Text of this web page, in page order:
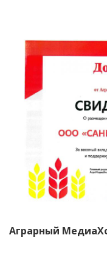
Аграрный